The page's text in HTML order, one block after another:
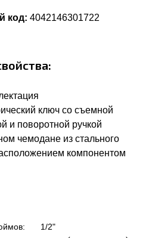
код: 4042146301722
ключ со съемной
и поворотной ручкой
чемодане из стального
компонентом
1/2"